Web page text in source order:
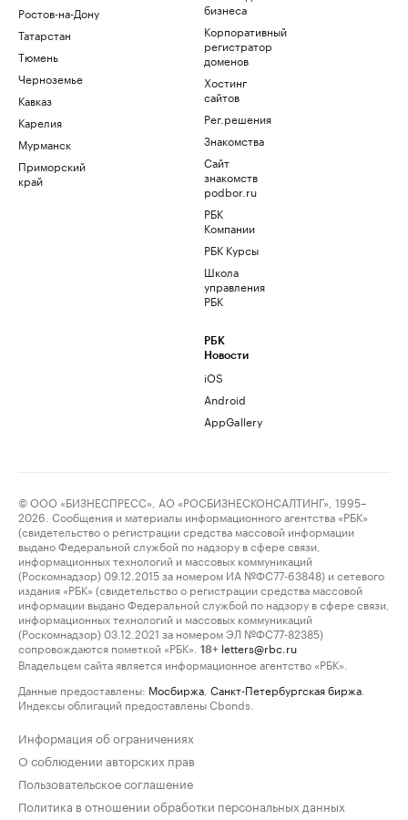
Ростов-на-Дону
Татарстан
Тюмень
Черноземье
Кавказ
Карелия
Мурманск
Приморский
край
бизнеса
Корпоративный
регистратор
доменов
Хостинг
сайтов
Рег.решения
Знакомства
Сайт
знакомств
podbor.ru
РБК
Компании
РБК Курсы
Школа
управления
РБК
РБК
Новости
iOS
Android
AppGallery
© ООО «БИЗНЕСПРЕСС», АО «РОСБИЗНЕСКОНСАЛТИНГ», 1995–
2026. Сообщения и материалы информационного агентства «РБК»
(свидетельство о регистрации средства массовой информации
выдано Федеральной службой по надзору в сфере связи,
информационных технологий и массовых коммуникаций
(Роскомнадзор) 09.12.2015 за номером ИА №ФС77-63848) и сетевого
издания «РБК» (свидетельство о регистрации средства массовой
информации выдано Федеральной службой по надзору в сфере связи,
информационных технологий и массовых коммуникаций
(Роскомнадзор) 03.12.2021 за номером ЭЛ №ФС77-82385)
сопровождаются пометкой «РБК».
18+ letters@rbc.ru
Владельцем сайта является информационное агентство «РБК».
Данные предоставлены: Мосбиржа Санкт-Петербургская биржа
Индексы облигаций предоставлены Cbonds.
Информация об ограничениях
О соблюдении авторских прав
Пользовательское соглашение
Политика в отношении обработки персональных данных